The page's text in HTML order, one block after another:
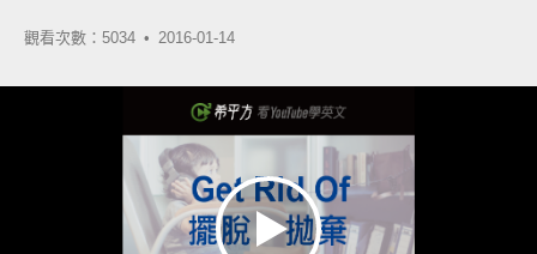
觀看次數：5034 • 2016-01-14